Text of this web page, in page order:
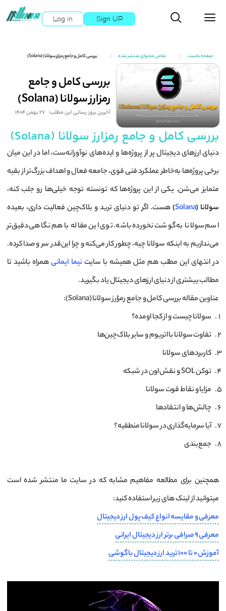
Log in Sign UP
صفحه نخست تمامی محتوای منتشر شده بررسی کامل و جامع رمزارز سولانا (Solana)
بررسی کامل و جامع
رمزارز سولانا (Solana)
آخرین بروز رسانی این مطلب: 27 بهمن 1404
بررسی کامل و جامع رمزارز سولانا (Solana)
دنیای ارزهای دیجیتال پر از پروژه‌ها و ایده‌های نوآورانه‌ست، اما در این میان
برخی پروژه‌ها به‌خاطر عملکرد فنی قوی، جامعه فعال و اهداف بزرگ‌تر از بقیه
متمایز می‌شن. یکی از این پروژه‌ها که تونسته توجه خیلی‌ها رو جلب کنه،
سولانا (Solana
)هست. اگر تو دنیای ترید و بلاک‌چین فعالیت داری، بعیده
اسم سولانا به گوشت نخورده باشه. توی این مقاله با هم نگاهی دقیق‌تر
می‌ندازیم به اینکه سولانا چیه، چطور کار می‌کنه و چرا این‌قدر سر و صدا کرده.
در انتهای این مطلب هم مثل همیشه با سایتنیما ایمانیهمراه باشید تا
مطالب بیشتری از دنیای ارزهای دیجیتال یاد بگیرید.
عناوین مقاله بررسی کامل و جامع رمزارز سولانا (Solana):
سولانا چیست و از کجا اومده؟
تفاوت سولانا با اتریوم و سایر بلاک‌چین‌ها
کاربردهای سولانا
توکن SOL و نقش اون در شبکه
مزایا و نقاط قوت سولانا
چالش‌ها و انتقادها
آیا سرمایه‌گذاری در سولانا منطقیه؟
جمع‌بندی
همچنین برای مطالعه مفاهیم مشابه که در سایت ما منتشر شده است
میتوانید از لینک های زیر استفاده کنید:
معرفی و مقایسه انواع کیف پول ارز دیجیتال
معرفی 9 صرافی برتر ارز دیجیتال ایرانی
آموزش 0 تا 100 ترید ارز دیجیتال با گوشی